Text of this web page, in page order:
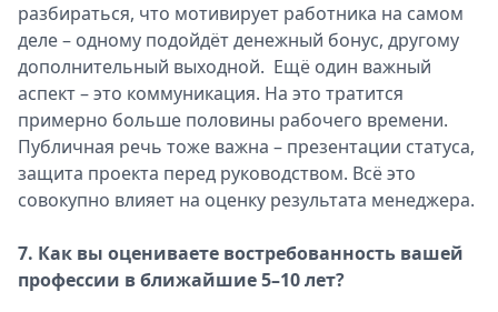
разбираться, что мотивирует работника на самом
деле – одному подойдёт денежный бонус, другому
дополнительный выходной. Ещё один важный
аспект – это коммуникация. На это тратится
примерно больше половины рабочего времени.
Публичная речь тоже важна – презентации статуса,
защита проекта перед руководством. Всё это
совокупно влияет на оценку результата менеджера.
7. Как вы оцениваете востребованность вашей
профессии в ближайшие 5–10 лет?